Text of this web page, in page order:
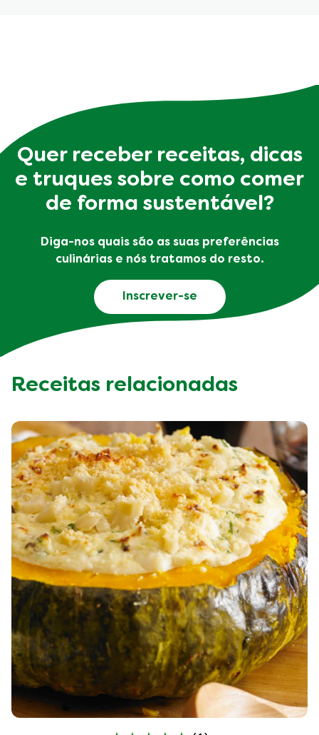
Quer receber receitas, dicas
e truques sobre como comer
de forma sustentável?
Diga-nos quais são as suas preferências
culinárias e nós tratamos do resto.
Inscrever-se
Receitas relacionadas